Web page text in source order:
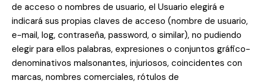
de acceso o nombres de usuario, el Usuario elegirá e
indicará sus propias claves de acceso (nombre de usuario,
e-mail, log, contraseña, password, o similar), no pudiendo
elegir para ellos palabras, expresiones o conjuntos gráfico-
denominativos malsonantes, injuriosos, coincidentes con
marcas, nombres comerciales, rótulos de